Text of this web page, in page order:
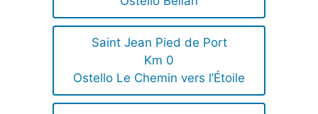
Saint Jean Pied de Port
Km 0
Ostello Le Chemin vers l’Étoile